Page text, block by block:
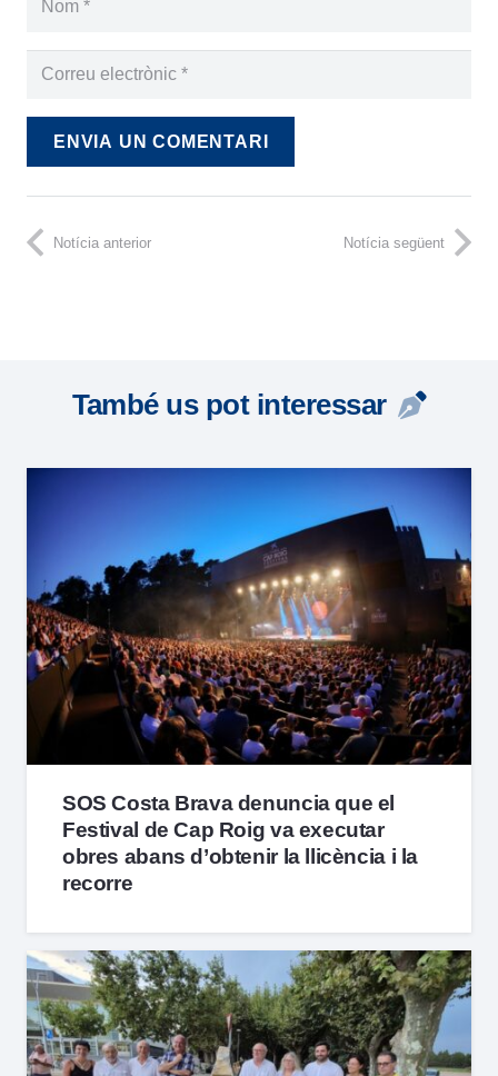
ENVIA UN COMENTARI
Notícia anterior Notícia següent
També us pot interessar
SOS Costa Brava denuncia que el
Festival de Cap Roig va executar
obres abans d’obtenir la llicència i la
recorre